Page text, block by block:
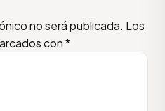
no será publicada. Los
con*